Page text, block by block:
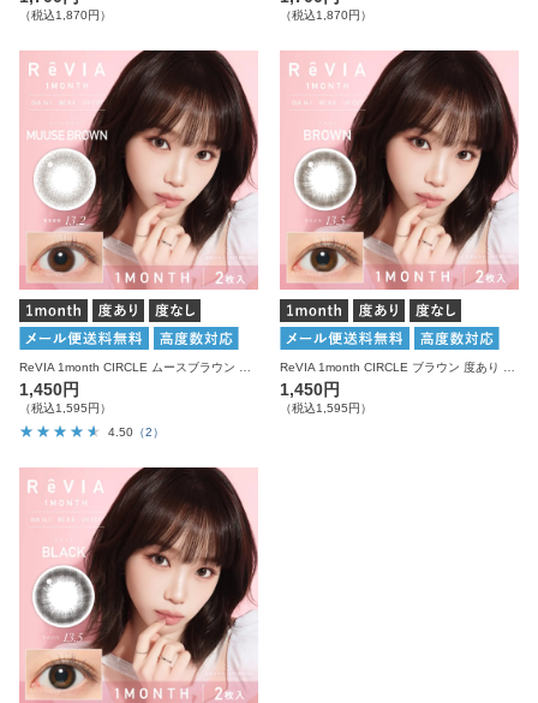
（税込1,870円） （税込1,870円）
1,450円
（税込1,595円）
4.50 （2）
1,450円
（税込1,595円）